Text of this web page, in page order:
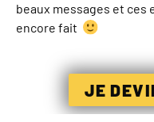
beaux messages et ces
encore fait
JE